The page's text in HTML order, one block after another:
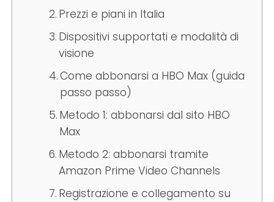
Prezzi e piani in Italia
Dispositivi supportati e modalità di
visione
Come abbonarsi a HBO Max (guida
passo passo)
Metodo 1: abbonarsi dal sito HBO
Max
Metodo 2: abbonarsi tramite
Amazon Prime Video Channels
Registrazione e collegamento su